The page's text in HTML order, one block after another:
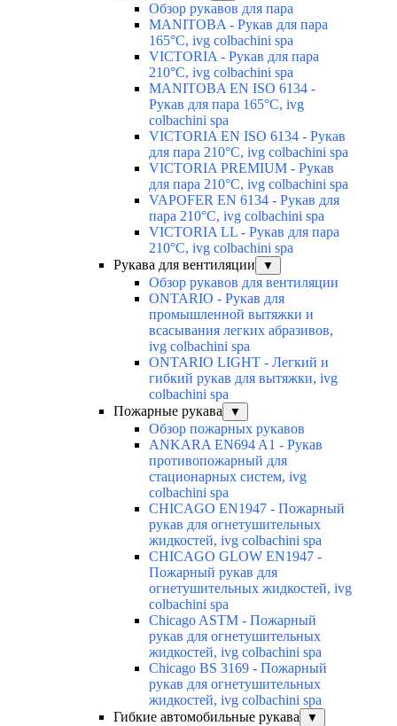
Обзор рукавов для пара
MANITOBA - Рукав для пара
165°C, ivg colbachini spa
VICTORIA - Рукав для пара
210°C, ivg colbachini spa
MANITOBA EN ISO 6134 -
Рукав для пара 165°C, ivg
colbachini spa
VICTORIA EN ISO 6134 - Рукав
для пара 210°C, ivg colbachini spa
VICTORIA PREMIUM - Рукав
для пара 210°C, ivg colbachini spa
VAPOFER EN 6134 - Рукав для
пара 210°C, ivg colbachini spa
VICTORIA LL - Рукав для пара
210°C, ivg colbachini spa
Рукава для вентиляции
▼
Обзор рукавов для вентиляции
ONTARIO - Рукав для
промышленной вытяжки и
всасывания легких абразивов,
ivg colbachini spa
ONTARIO LIGHT - Легкий и
гибкий рукав для вытяжки, ivg
colbachini spa
Пожарные рукава
▼
Обзор пожарных рукавов
ANKARA EN694 A1 - Рукав
противопожарный для
стационарных систем, ivg
colbachini spa
CHICAGO EN1947 - Пожарный
рукав для огнетушительных
жидкостей, ivg colbachini spa
CHICAGO GLOW EN1947 -
Пожарный рукав для
огнетушительных жидкостей, ivg
colbachini spa
Chicago ASTM - Пожарный
рукав для огнетушительных
жидкостей, ivg colbachini spa
Chicago BS 3169 - Пожарный
рукав для огнетушительных
жидкостей, ivg colbachini spa
Гибкие автомобильные рукава
▼